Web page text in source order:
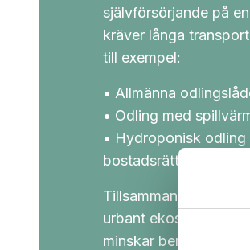
självförsörjande på
kräver långa
till exempel:
• Allmänna
• Odling med
• Hydroponisk
Tillsammans kan
urbant ekosystem
minskar beroendet av